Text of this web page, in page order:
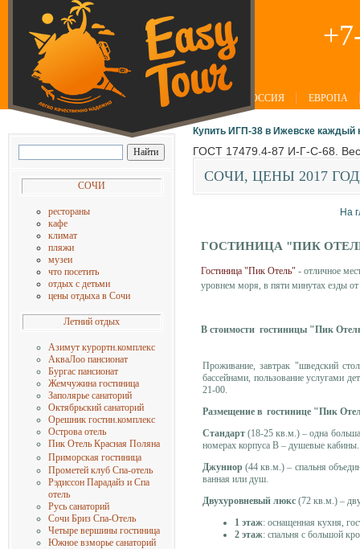
РОССИЯ ЕВРОПА
СОЧИ
рестораны
кафе
климат
пляжи
музеи
что посетить
отдых с детьми
цены отдыха в Сочи
Летний отдых
Азимут курортн.комплекс
АкваЛоо пансионат
Бургас пансионат
Жемчужина гостиница
Заполярье санаторий
Октябрьский санаторий
Орешник гостин.комплекс
Острова отель
Пик Отель Красная Поляна
Приморская гостиница
Прометей клуб Спа-отель
Рэдиссон Парадайз и Спа
отель
Русь санаторий
Сочи Бриз Спа-Отель
Четыре вершины гостиница
Южное взморье санаторий
Купить ИГП-38 в Ижевске каждый
ГОСТ 17479.4-87 И-Г-С-68.
СОЧИ, ЦЕНЫ 2017
На
ГОСТИНИЦА "ПИК
Гостиница "Пик Отель" - отличное
уровнем моря, в пяти минутах езды
В стоимости гостиницы "Пик
Проживание, завтрак "шведский
бассейнами, пользование услугами
21-00.
Размещение в гостинице "Пик
Стандарт(18-25 кв.м.) – одна
номерах корпуса В – душевые
Джуниор(44 кв.м.) – спальня
ванная или душ.
Двухуровневый люкс (72 кв.м.) –
1 этаж: оснащенная кухня,
2 этаж: спальня с большой